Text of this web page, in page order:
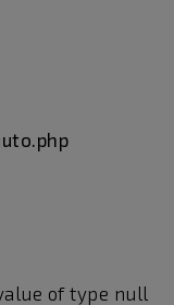
of type null